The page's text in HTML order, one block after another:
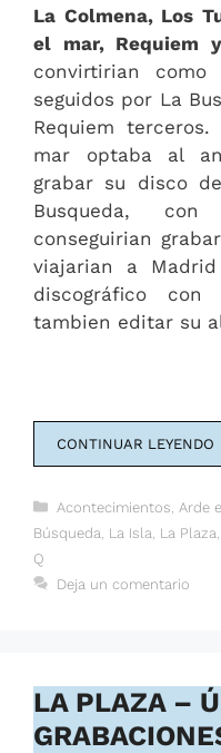
La Colmena, Los
el mar, Requiem
convirtirian como
seguidos por La
Requiem
mar optaba al
grabar su disco
Busqueda,
conseguirian
viajarian a
discográfico
tambien editar su
CONTINUAR LEYENDO
Categorías
Acontecimientos Arde
Búsqueda La Isla La Plaza
Q
Deja un comentario
LA PLAZA –